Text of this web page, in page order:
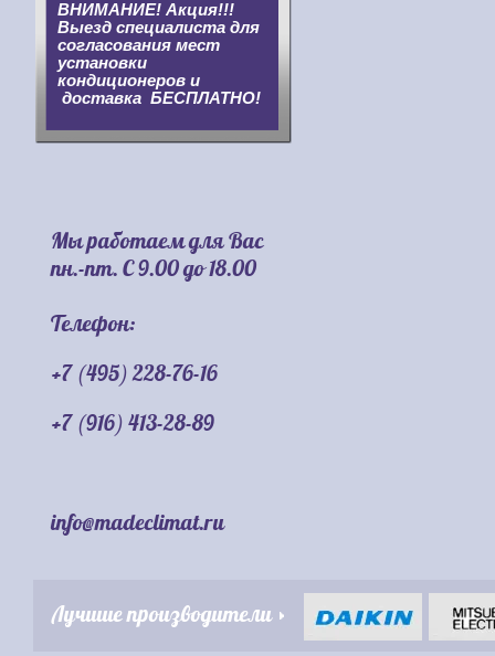
ВНИМАНИЕ! Акция!!!
Выезд специалиста для
согласования мест
установки
кондиционеров и
доставка БЕСПЛАТНО!
Мы работаем для Вас
пн.-пт. С 9.00 до 18.00
Телефон:
+7 (495) 228-76-16
+7 (916) 413-28-89
info@madeclimat.ru
Лучшие производители